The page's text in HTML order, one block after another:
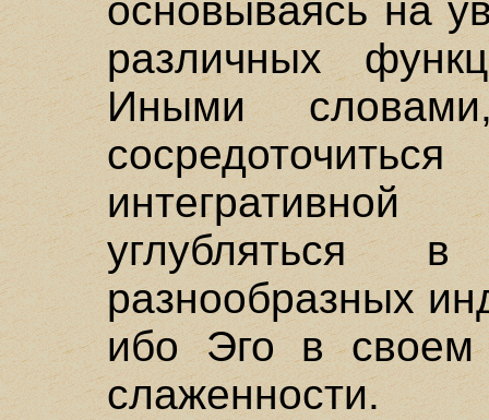
основываясь на
различных
Иными
углубляться
разнообразных
ибо Эго в своем
слаженности.